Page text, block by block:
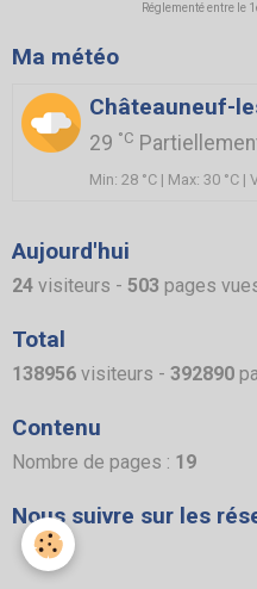
Réglementé entre le
Ma météo
Châteauneuf-
29 °C
Min: 28 °C | Max: 30 °C |
Aujourd'hui
24 visiteurs - 503 pages
Total
138956 visiteurs - 392890
Contenu
Nombre de pages : 19
Nous suivre sur les